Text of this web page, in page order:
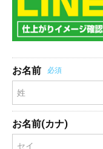
お名前 必須
お名前(カナ)